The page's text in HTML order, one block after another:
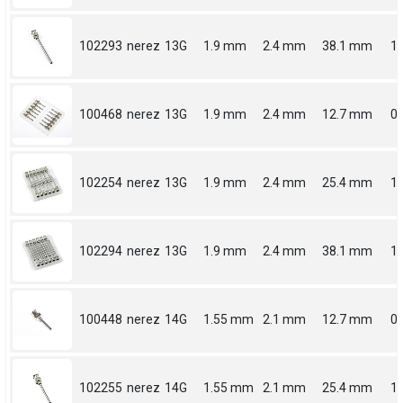
102293 nerez 13G 1.9 mm 2.4 mm 38.1 mm
100468 nerez 13G 1.9 mm 2.4 mm 12.7 mm
102254 nerez 13G 1.9 mm 2.4 mm 25.4 mm 1
102294 nerez 13G 1.9 mm 2.4 mm 38.1 mm
100448 nerez 14G 1.55 mm 2.1 mm 12.7 mm
102255 nerez 14G 1.55 mm 2.1 mm 25.4 mm 1